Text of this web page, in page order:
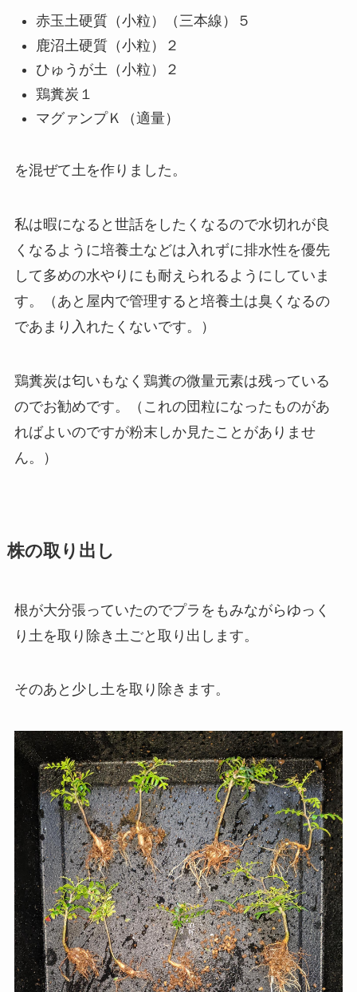
赤玉土硬質（小粒）（三本線）５
鹿沼土硬質（小粒）２
ひゅうが土（小粒）２
鶏糞炭１
マグァンプＫ（適量）
を混ぜて土を作りました。
私は暇になると世話をしたくなるので水切れが良
くなるように培養土などは入れずに排水性を優先
して多めの水やりにも耐えられるようにしていま
す。（あと屋内で管理すると培養土は臭くなるの
であまり入れたくないです。）
鶏糞炭は匂いもなく鶏糞の微量元素は残っている
のでお勧めです。（これの団粒になったものがあ
ればよいのですが粉末しか見たことがありませ
ん。）
株の取り出し
根が大分張っていたのでプラをもみながらゆっく
り土を取り除き土ごと取り出します。
そのあと少し土を取り除きます。